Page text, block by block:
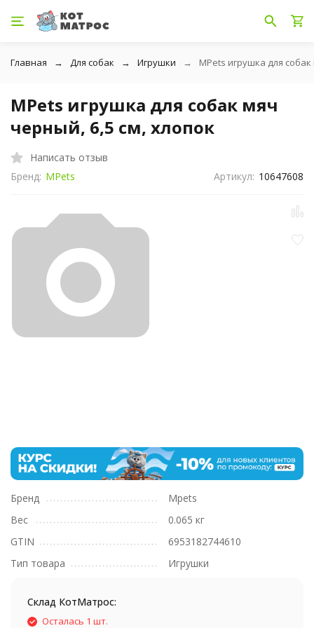
Главная Для собак Игрушки MPets игрушка для
MPets игрушка для собак мяч
черный, 6,5 см, хлопок
Написать отзыв
Бренд: MPets Артикул: 10647608
Бренд
Mpets
Вес
0.065 кг
GTIN
6953182744610
Тип товара
Игрушки
Склад КотМатрос:
Осталась 1 шт.